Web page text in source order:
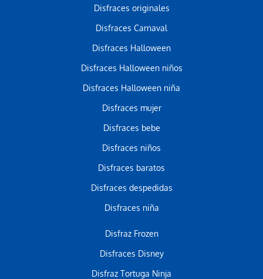
Disfraces originales
Disfraces Carnaval
Disfraces Halloween
Disfraces Halloween niños
Disfraces Halloween niña
Disfraces mujer
Disfraces bebe
Disfraces niños
Disfraces baratos
Disfraces despedidas
Disfraces niña
Disfraz Frozen
Disfraces Disney
Disfraz Tortuga Ninja